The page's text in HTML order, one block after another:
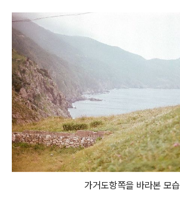
가거도항쪽을 바라본 모습